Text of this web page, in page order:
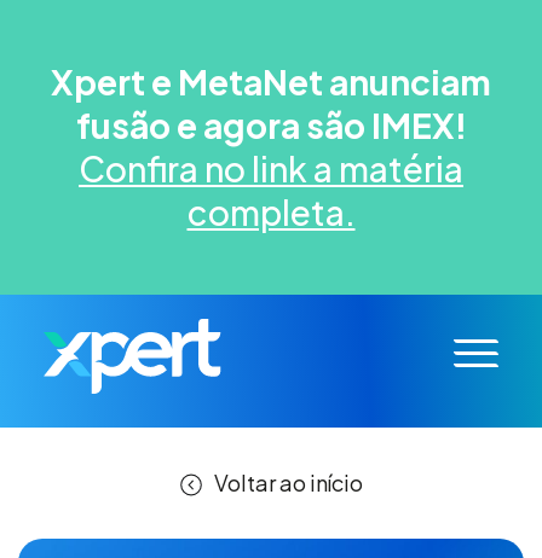
Xpert e MetaNet anunciam
fusão e agora são IMEX!
Confira no link a matéria
completa.
Voltar ao início